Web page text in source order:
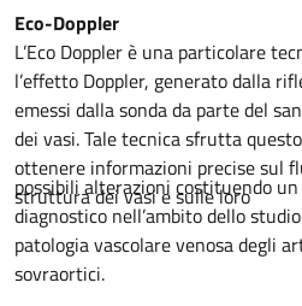
Eco-Doppler
L’Eco Doppler è una particolare
l’effetto Doppler, generato dalla
emessi dalla sonda da parte del
dei vasi. Tale tecnica sfrutta
ottenere informazioni precise sul
struttura dei vasi e sulle loro
possibili alterazioni costituendo
diagnostico nell’ambito dello
patologia vascolare venosa degli
sovraortici.